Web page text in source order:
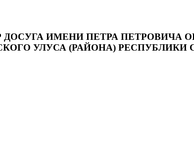
ИМЕНИ ПЕТРА ПЕТРОВИЧА
УЛУСА (РАЙОНА) РЕСПУБЛИКИ